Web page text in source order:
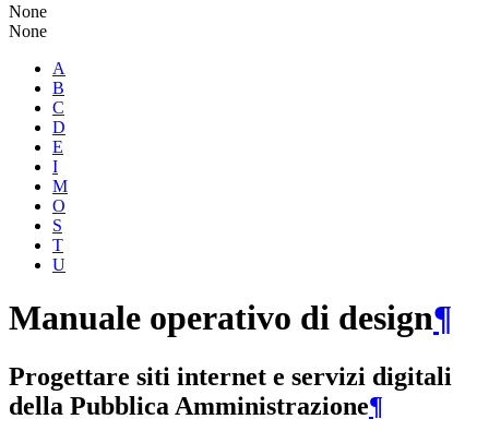
None
None
A
B
C
D
E
I
M
O
S
T
U
Manuale operativo di design¶
Progettare siti internet e servizi digitali
della Pubblica Amministrazione¶